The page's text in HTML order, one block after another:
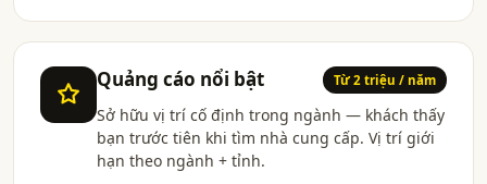
Quảng cáo nổi bật Từ 2 triệu / năm
Sở hữu vị trí cố định trong ngành — khách thấy
bạn trước tiên khi tìm nhà cung cấp. Vị trí giới
hạn theo ngành + tỉnh.